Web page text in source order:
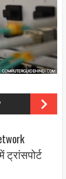
ट्रांसपोर्ट